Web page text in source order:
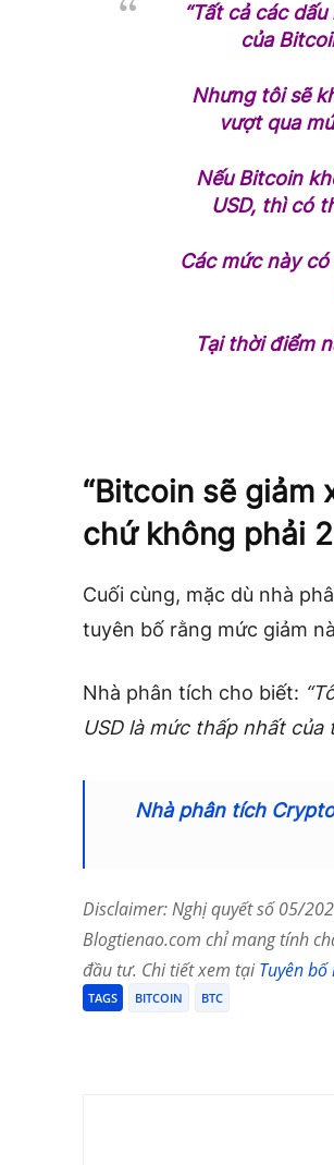
“Tất cả các
của
Nhưng tôi sẽ
vượt qua
Nếu Bitcoin
USD, thì có
Các mức này
Tại thời điểm
“Bitcoin sẽ giảm
chứ không phải
Cuối cùng, mặc dù nhà
tuyên bố rằng mức giảm
Nhà phân tích cho biết:
USD là mức thấp nhất của
Nhà phân tích
Disclaimer: Nghị quyết số 05/
Blogtienao.com chỉ mang tính
đầu tư. Chi tiết xem tạiTuyên
TAGS BITCOIN BTC